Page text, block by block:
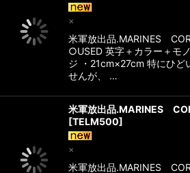
×
米軍放出品.MARINES
○USED 英字＋カラー＋モ
ジ ・21cm×27cm 特にひど
せんが、 …
米軍放出品.MARINES
[TELM500]
×
米軍放出品.MARINES